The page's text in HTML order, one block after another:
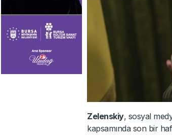
Zelenskiy, sosyal
kapsamında son bir